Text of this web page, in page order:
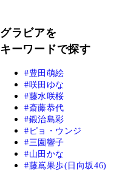
グラビアを
キーワードで探す
豊田萌絵
咲田ゆな
藤水咲桜
斎藤恭代
鍛治島彩
ピョ・ウンジ
三園響子
山田かな
藤嶌果歩(日向坂46)